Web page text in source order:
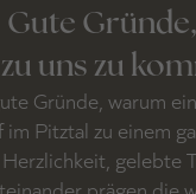
Gute Gründe,
uns zu
Gründe, warum
Pitztal zu einem
gelebte